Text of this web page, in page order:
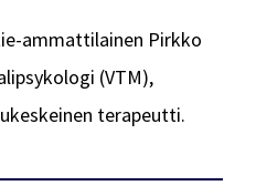
ammattilainen Pirkko
(VTM),
terapeutti.